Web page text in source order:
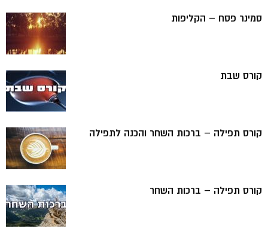
סמינר פסח – הקליפות
קורס שבת
קורס תפילה – ברכות השחר והכנה לתפילה
קורס תפילה – ברכות השחר